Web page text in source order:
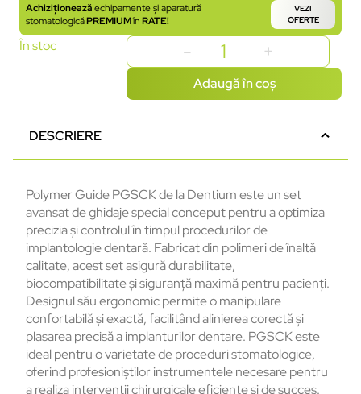
Achiziționeazăechipamente și aparatură
stomatologicăPREMIUMînRATE!
VEZI
OFERTE
În stoc
Adaugă în coș
DESCRIERE
Polymer Guide PGSCK de la Dentium este un set
avansat de ghidaje special conceput pentru a optimiza
precizia și controlul în timpul procedurilor de
implantologie dentară. Fabricat din polimeri de înaltă
calitate, acest set asigură durabilitate,
biocompatibilitate și siguranță maximă pentru pacienți.
Designul său ergonomic permite o manipulare
confortabilă și exactă, facilitând alinierea corectă și
plasarea precisă a implanturilor dentare. PGSCK este
ideal pentru o varietate de proceduri stomatologice,
oferind profesioniștilor instrumentele necesare pentru
a realiza intervenții chirurgicale eficiente și de succes.